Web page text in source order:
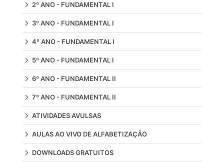
2º ANO - FUNDAMENTAL I
3º ANO - FUNDAMENTAL I
4º ANO - FUNDAMENTAL I
5º ANO - FUNDAMENTAL I
6º ANO - FUNDAMENTAL II
7º ANO - FUNDAMENTAL II
ATIVIDADES AVULSAS
AULAS AO VIVO DE ALFABETIZAÇÃO
DOWNLOADS GRATUITOS